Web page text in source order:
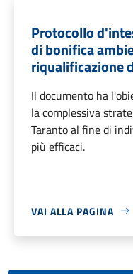
Protocollo
di bonifica
riqualificazione
Il documento ha
la complessiva
Taranto al fine di
più efficaci.
VAI ALLA PAGINA